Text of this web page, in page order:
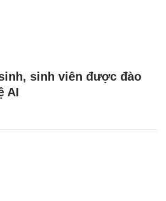
sinh viên được đào
AI